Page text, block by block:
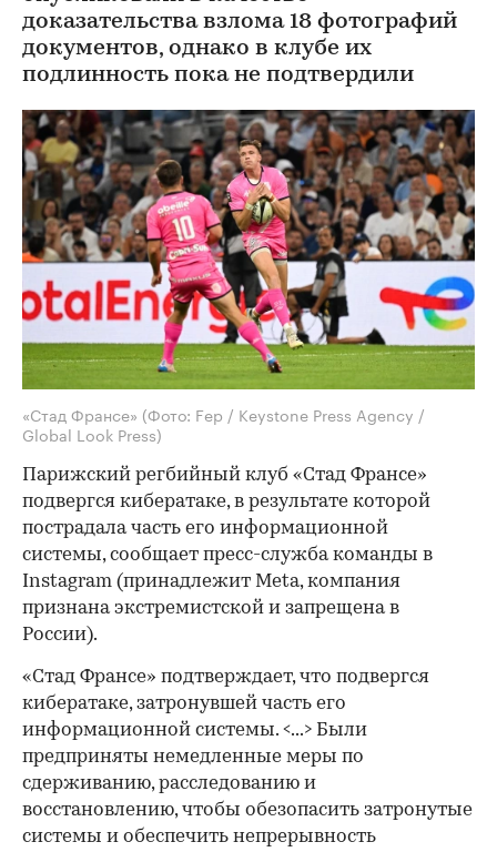
доказательства взлома 18 фотографий
документов, однако в клубе их
подлинность пока не подтвердили
«Стад Франсе» (Фото: Fep / Keystone Press Agency /
Global Look Press)
Парижский регбийный клуб «Стад Франсе»
подвергся кибератаке, в результате которой
пострадала часть его информационной
системы, сообщает пресс-служба команды в
Instagram (принадлежит Meta, компания
признана экстремистской и запрещена в
России).
«Стад Франсе» подтверждает, что подвергся
кибератаке, затронувшей часть его
информационной системы. <...> Были
предприняты немедленные меры по
сдерживанию, расследованию и
восстановлению, чтобы обезопасить затронутые
системы и обеспечить непрерывность